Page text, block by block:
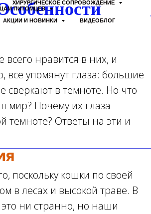
ХИРУРГИЧЕСКОЕ СОПРОВОЖДЕНИЕ
ПИТОМЦЕВ
АКЦИИ И НОВИНКИ
ВИДЕОБЛОГ
нравится в них, и
все упомянут глаза: большие
сверкают в темноте. Но что
мир? Почему их глаза
темноте? Ответы на эти и
поскольку кошки по своей
в лесах и высокой траве. В
это ни странно, но наши